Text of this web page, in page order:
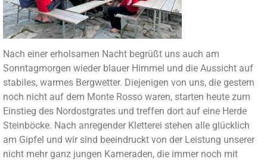
Nach einer erholsamen Nacht begrüßt uns auch am
Sonntagmorgen wieder blauer Himmel und die Aussicht auf
stabiles, warmes Bergwetter. Diejenigen von uns, die gestern
noch nicht auf dem Monte Rosso waren, starten heute zum
Einstieg des Nordostgrates und treffen dort auf eine Herde
Steinböcke. Nach anregender Kletterei stehen alle glücklich
am Gipfel und wir sind beeindruckt von der Leistung unserer
nicht mehr ganz jungen Kameraden, die immer noch mit